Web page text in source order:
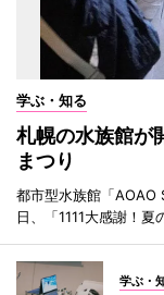
学ぶ・知る
札幌の水族館が
まつり
都市型水族館「AOAO
日、「1111大感謝！夏
学ぶ・